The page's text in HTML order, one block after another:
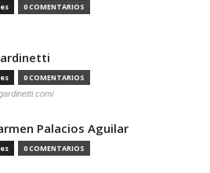
0 COMENTARIOS
0 COMENTARIOS
Palacios Aguilar
0 COMENTARIOS